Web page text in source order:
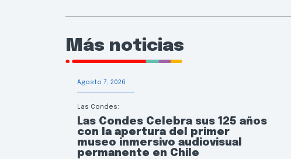
Más noticias
Agosto 7, 2026
Las Condes:
Las Condes Celebra sus 125 años
con la apertura del primer
museo inmersivo audiovisual
permanente en Chile